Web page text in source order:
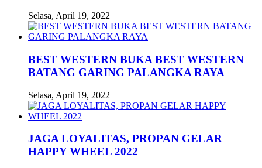
Selasa, April 19, 2022
BEST WESTERN BUKA BEST WESTERN
BATANG GARING PALANGKA RAYA
Selasa, April 19, 2022
JAGA LOYALITAS, PROPAN GELAR
HAPPY WHEEL 2022